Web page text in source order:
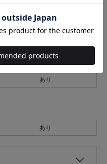
あり
あり
あり